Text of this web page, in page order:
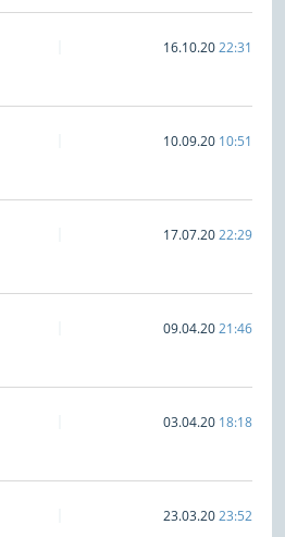
16.10.2022:31
10.09.20 10:51
17.07.2022:29
09.04.2021:46
03.04.20 18:18
23.03.2023:52